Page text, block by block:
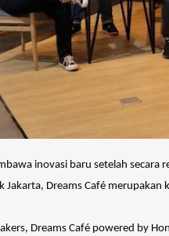
inovasi baru setelah
Jakarta, Dreams Café
Dreams Café powered by